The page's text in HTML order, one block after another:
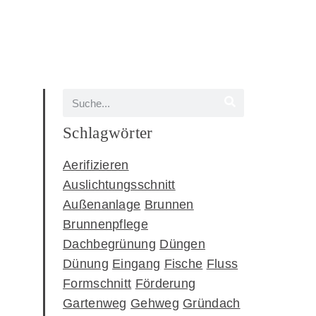
Schlagwörter
Aerifizieren
Auslichtungsschnitt
Außenanlage Brunnen
Brunnenpflege
Dachbegrünung Düngen
Dünung Eingang Fische Fluss
Formschnitt Förderung
Gartenweg Gehweg Gründach